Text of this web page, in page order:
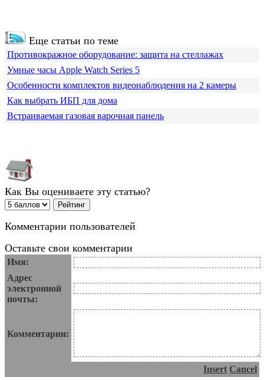
Еще статьи по теме
Противокражное оборудование: защита на стеллажах
Умные часы Apple Watch Series 5
Особенности комплектов видеонаблюдения на 2 камеры
Как выбрать ИБП для дома
Встраиваемая газовая варочная панель
Как Вы оцениваете эту статью?
Комментарии пользователей
Оставьте свои комментарии
Имя:
Адрес
электронной
почты:
Комментарии:
Insert Cancel